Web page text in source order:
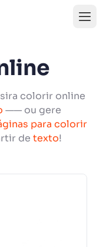
colorir online
—— ou gere
para colorir
de texto!